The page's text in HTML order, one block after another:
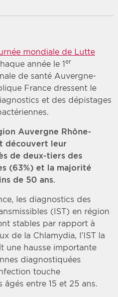
mondiale de Lutte
année le 1er
de santé Auvergne-
France dressent le
et des dépistages
Auvergne Rhône-
découvert leur
de deux-tiers des
(63%) et la majorité
de 50 ans.
les diagnostics des
(IST) en région
stables par rapport à
de la Chlamydia, l’IST la
une hausse importante
diagnostiquées
touche
entre 15 et 25 ans.